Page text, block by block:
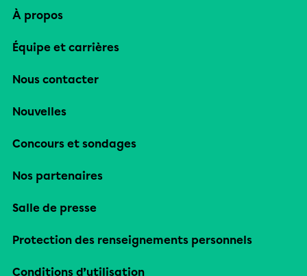
À propos
Équipe et carrières
Nous contacter
Nouvelles
Concours et sondages
Nos partenaires
Salle de presse
Protection des renseignements personnels
Conditions d’utilisation